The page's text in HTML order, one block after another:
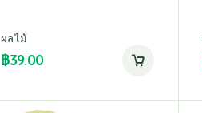
ผลไม้
฿39.00